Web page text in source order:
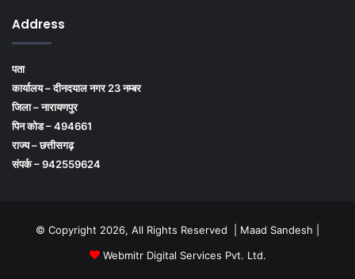
Address
पता
कार्यालय – दीनदयाल नगर 23 नम्बर
जिला – नारायणपुर
पिन कोड – 494661
राज्य – छत्तीसगढ़
संपर्क – 942559624
© Copyright 2026, All Rights Reserved | Maad Sandesh |
Webmitr Digital Services Pvt. Ltd.